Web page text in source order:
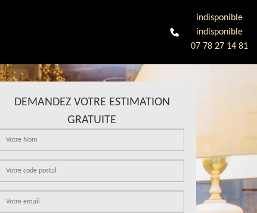
indisponible
indisponible
07 78 27 14 81
DEMANDEZ VOTRE ESTIMATION
GRATUITE